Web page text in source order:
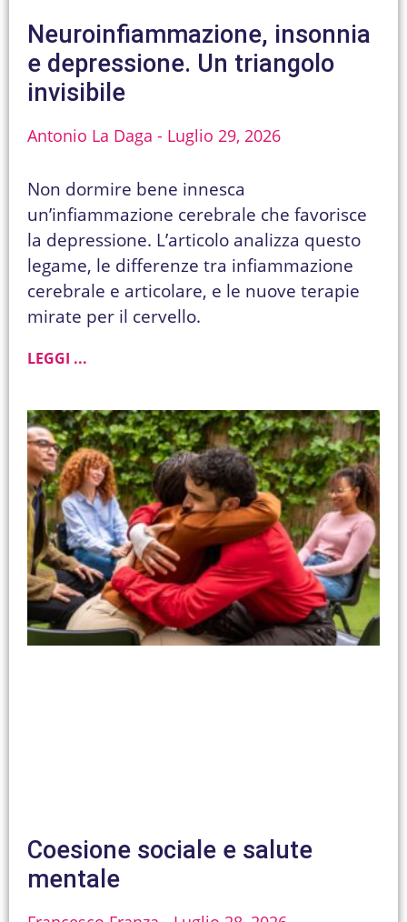
Neuroinfiammazione, insonnia
e depressione. Un triangolo
invisibile
Antonio La Daga Luglio 29, 2026
Non dormire bene innesca
un’infiammazione cerebrale che favorisce
la depressione. L’articolo analizza questo
legame, le differenze tra infiammazione
cerebrale e articolare, e le nuove terapie
mirate per il cervello.
LEGGI ...
Coesione sociale e salute
mentale